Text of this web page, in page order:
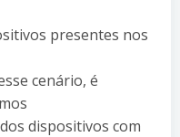
presentes nos
cenário, é
dispositivos com